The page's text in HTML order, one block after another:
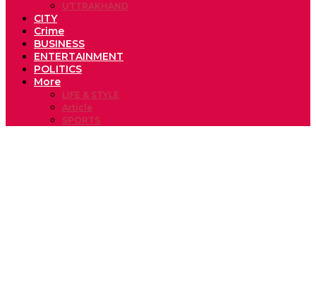
UTTRAKHAND
CITY
Crime
BUSINESS
ENTERTAINMENT
POLITICS
More
LIFE & STYLE
Article
SPORTS